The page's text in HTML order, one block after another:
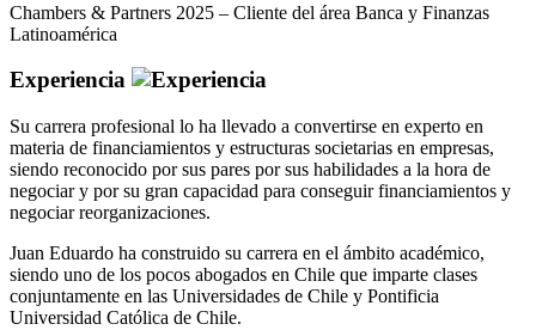
Chambers & Partners 2025 – Cliente del área Banca y Finanzas
Latinoamérica
Experiencia
Su carrera profesional lo ha llevado a convertirse en experto en
materia de financiamientos y estructuras societarias en empresas,
siendo reconocido por sus pares por sus habilidades a la hora de
negociar y por su gran capacidad para conseguir financiamientos y
negociar reorganizaciones.
Juan Eduardo ha construido su carrera en el ámbito académico,
siendo uno de los pocos abogados en Chile que imparte clases
conjuntamente en las Universidades de Chile y Pontificia
Universidad Católica de Chile.